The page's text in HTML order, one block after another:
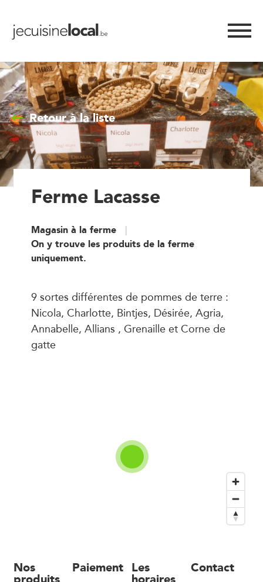
Retour à la liste
Ferme Lacasse
Magasin à la ferme
On y trouve les produits de la ferme
uniquement.
9 sortes différentes de pommes de terre :
Nicola, Charlotte, Bintjes, Désirée, Agria,
Annabelle, Allians , Grenaille et Corne de
gatte
Nos Paiement Les Contact